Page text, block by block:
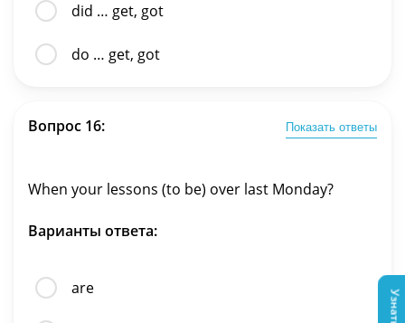
did … get, got
do … get, got
Вопрос 16: Показать ответы
When your lessons (to be) over last Monday?
Варианты ответа:
are